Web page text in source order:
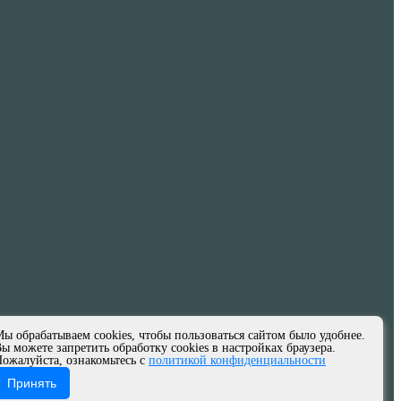
обрабатываем cookies, чтобы пользоваться сайтом было удобнее.
можете запретить обработку cookies в настройках браузера.
ознакомьтесь с политикой конфиденциальности
Принять